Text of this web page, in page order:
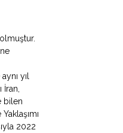
yıl
bilen
2022